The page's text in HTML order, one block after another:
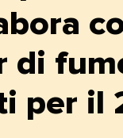
di
per il